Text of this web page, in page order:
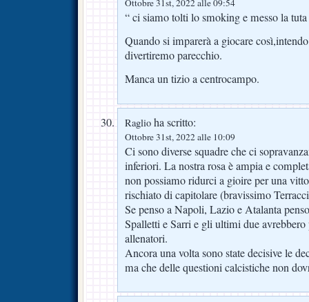
Ottobre 31st, 2022 alle 09:54
“ ci siamo tolti lo smoking e messo la
Quando si imparerà a giocare
divertiremo parecchio.
Manca un tizio a centrocampo.
Raglio ha scritto:
Ottobre 31st, 2022 alle 10:09
Ci sono diverse squadre che ci
inferiori. La nostra rosa è ampia e
non possiamo ridurci a gioire per una
rischiato di capitolare (bravissimo
Se penso a Napoli, Lazio e Atalanta
Spalletti e Sarri e gli ultimi due avrebbero
allenatori.
Ancora una volta sono state decisive le
ma che delle questioni calcistiche non